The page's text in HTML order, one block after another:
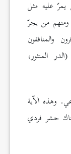
عليه مثل
من يجرّ
والمنافقون
المنثور،
وهذه الآية
حشر فردي